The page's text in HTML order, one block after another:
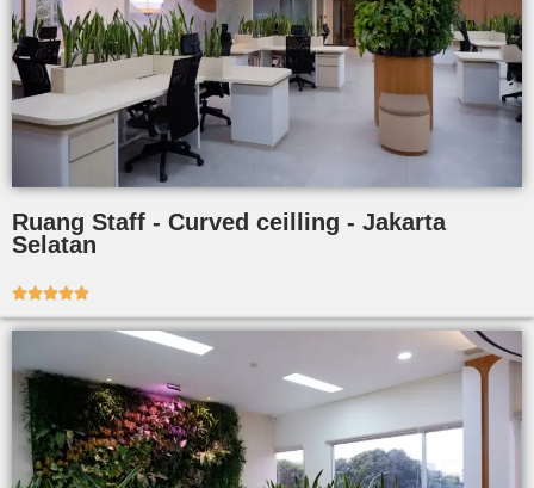
Ruang Staff - Curved ceilling - Jakarta
Selatan
